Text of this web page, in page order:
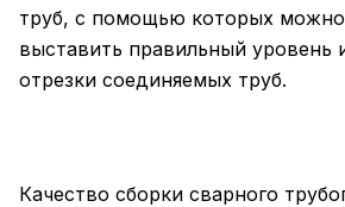
труб, с помощью которых
выставить правильный уровень
отрезки соединяемых труб.
Качество сборки сварного